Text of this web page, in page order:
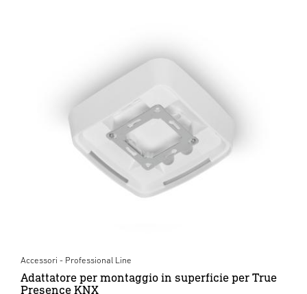
Accessori - Professional Line
Adattatore per montaggio in superficie per True
Presence KNX